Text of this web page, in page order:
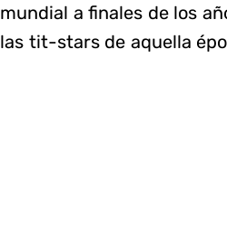
mundial a finales de los
las tit-stars de aquella